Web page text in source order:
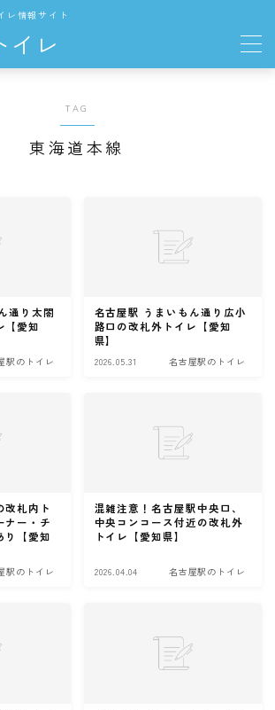
イレ
レ情報サイト
トイレ
トイレ
トイレ
TAG
東海道本線
通り太閤
【愛知
駅のトイレ
名古屋駅 うまいもん通り広小
路口の改札外トイレ【愛知
県】
2026.05.31 名古屋駅のトイレ
改札内ト
ナー・チ
り【愛知
駅のトイレ
混雑注意！名古屋駅中央口、
中央コンコース付近の改札外
トイレ【愛知県】
2026.04.04 名古屋駅のトイレ